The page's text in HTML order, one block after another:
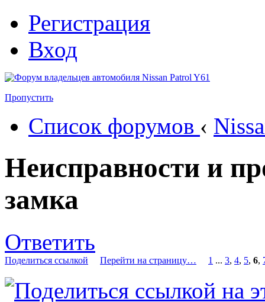
Регистрация
Вход
Пропустить
Список форумов ‹
Неисправности и
замка
Ответить
Поделиться ссылкой Перейти на страницу… 1 ... 3, 4, 5, 6,